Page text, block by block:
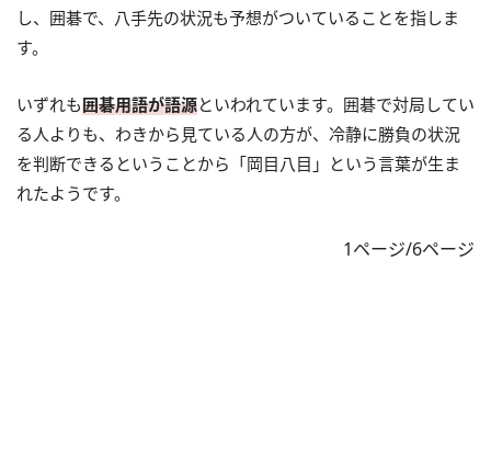
し、囲碁で、八手先の状況も予想がついていることを指しま
す。
いずれも囲碁用語が語源といわれています。囲碁で対局してい
る人よりも、わきから見ている人の方が、冷静に勝負の状況
を判断できるということから「岡目八目」という言葉が生ま
れたようです。
1ページ/6ページ